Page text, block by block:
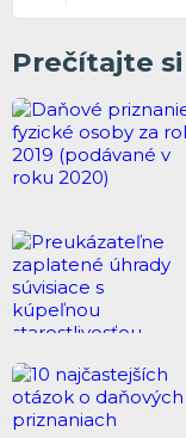
Prečítajte